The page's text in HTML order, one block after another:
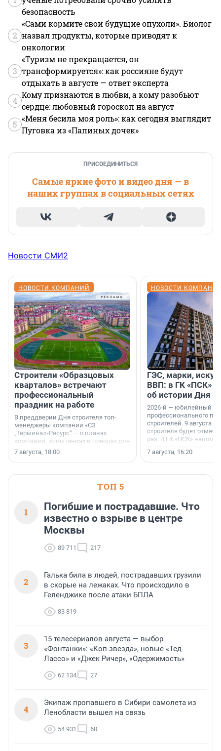
безопасность
2
«Сами кормите свои будущие опухоли». Биолог
назвал продукты, которые приводят к
онкологии
3
«Туризм не прекращается, он
трансформируется»: как россияне будут
отдыхать в августе — ответ эксперта
4
Кому признаются в любви, а кому разобьют
сердце: любовный гороскоп на август
5
«Меня бесила моя роль»: как сегодня выглядит
Пуговка из «Папиных дочек»
ПРИСОЕДИНИТЬСЯ
Самые яркие фото и видео дня — в
наших группах в социальных сетях
Новости СМИ2
НОВОСТИ КОМПАНИЙ
Строители «Образцовых
кварталов» встречают
профессиональный
праздник на работе
В преддверии Дня строителя топ-
менеджеры компании «СЗ
„Терминал-Ресурс“ — о планах
компании, испытаниях и поводах для
осторожного оптимизма.
7 августа, 18:00
НОВОСТИ
ГЭС, марки,
ВВП: в ГК «ПСК»
об истории Дня
2026-й — юбилейный
профессионального
строителей. 9 августа
строителя будет
раз. В ГК «ПСК»
поменялась роль
7 августа, 16:20
ТОП 5
1
Погибшие и пострадавшие. Что
известно о взрыве в центре
Москвы
89 711 217
2
Галька била в людей, пострадавших грузили
в скорые на лежаках. Что происходило в
Геленджике после атаки БПЛА
83 819
3
15 телесериалов августа — выбор
«Фонтанки»: «Коп-звезда», новые «Тед
Лассо» и «Джек Ричер», «Одержимость»
62 134 27
4
Экипаж пропавшего в Сибири самолета из
Ленобласти вышел на связь
54 931 60